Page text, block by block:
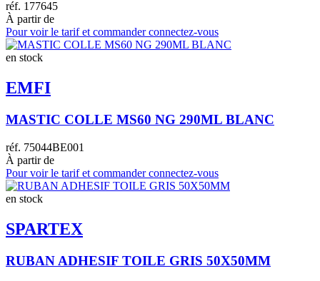
réf. 177645
À partir de
Pour voir le tarif et commander connectez-vous
en stock
EMFI
MASTIC COLLE MS60 NG 290ML BLANC
réf. 75044BE001
À partir de
Pour voir le tarif et commander connectez-vous
en stock
SPARTEX
RUBAN ADHESIF TOILE GRIS 50X50MM